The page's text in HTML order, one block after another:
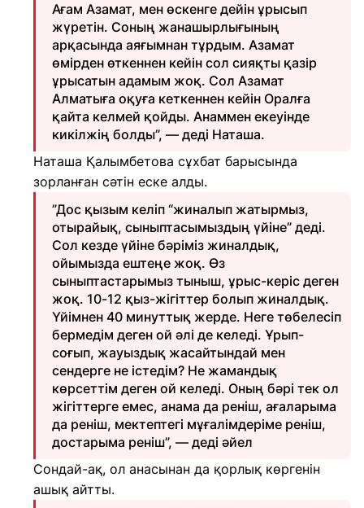
Ағам Азамат, мен өскенге дейін ұрысып
жүретін. Соның жанашырлығының
арқасында аяғымнан тұрдым. Азамат
өмірден өткеннен кейін сол сияқты қазір
ұрысатын адамым жоқ. Сол Азамат
Алматыға оқуға кеткеннен кейін Оралға
қайта келмей қойды. Анаммен екеуінде
кикілжің болды”, — деді Наташа.
Наташа Қалымбетова сұхбат барысында
зорланған сәтін еске алды.
”Дос қызым келіп “жиналып жатырмыз,
отырайық, сыныптасымыздың үйіне” деді.
Сол кезде үйіне бәріміз жиналдық,
ойымызда ештеңе жоқ. Өз
сыныптастарымыз тыныш, ұрыс-керіс деген
жоқ. 10-12 қыз-жігіттер болып жиналдық.
Үйімнен 40 минуттық жерде. Неге төбелесіп
бермедім деген ой әлі де келеді. Ұрып-
соғып, жауыздық жасайтындай мен
сендерге не істедім? Не жамандық
көрсеттім деген ой келеді. Оның бәрі тек ол
жігіттерге емес, анама да реніш, ағаларыма
да реніш, мектептегі мұғалімдеріме реніш,
достарыма реніш”, — деді әйел
Сондай-ақ, ол анасынан да қорлық көргенін
ашық айтты.